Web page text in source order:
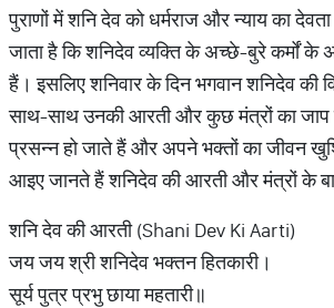
पुराणों में शनि देव को धर्मराज और न्याय का देवता
जाता है कि शनिदेव व्यक्ति के अच्छे-बुरे कर्मों
हैं। इसलिए शनिवार के दिन भगवान शनिदेव की
साथ-साथ उनकी आरती और कुछ मंत्रों का
प्रसन्न हो जाते हैं और अपने भक्तों का जीवन
आइए जानते हैं शनिदेव की आरती और मंत्रों के
शनि देव की आरती (Shani Dev Ki Aarti)
जय जय श्री शनिदेव भक्तन हितकारी।
सूर्य पुत्र प्रभु छाया महतारी॥